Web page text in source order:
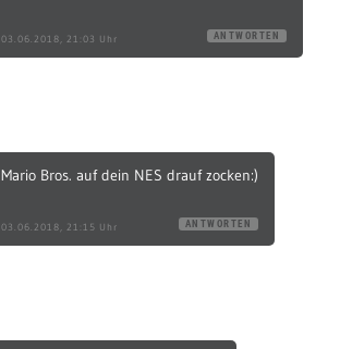
03.06.2018, 21:03 Uhr ANTWORTEN
Mario Bros. auf dein NES drauf zocken:)
03.06.2018, 21:15 Uhr ANTWORTEN